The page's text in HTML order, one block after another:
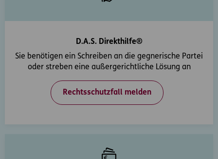
D.A.S. Direkthilfe®
Sie benötigen ein Schreiben an die gegnerische Partei
oder streben eine außergerichtliche Lösung an
Rechtsschutzfall melden